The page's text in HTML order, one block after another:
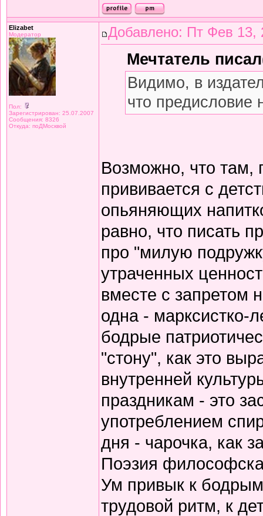
Elizabet
Модератор
Пол:
Зарегистрирован: 25.07.2007
Сообщения: 8326
Откуда: поДМосквой
Добавлено: Пт Фев 13,
Мечтатель
Видимо, в
что предисловие
Возможно, что там,
прививается с
опьяняющих
равно, что писать
про "милую
утраченных
вместе с запретом
одна - марксистко-
бодрые
"стону", как это
внутренней
праздникам - это
употреблением
дня - чарочка, как
Поэзия
Ум привык к
трудовой ритм, к